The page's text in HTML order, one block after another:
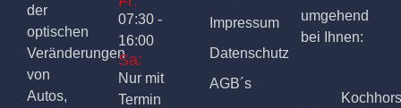
der
optischen
Veränderungen
von
Autos,
07:30 -
16:00
Sa:
Nur mit
Termin
Impressum
Datenschutz
AGB´s
umgehend
bei Ihnen: